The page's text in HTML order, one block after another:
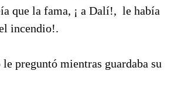
que la fama, ¡ a Dalí!, le había
incendio!.
preguntó mientras guardaba su